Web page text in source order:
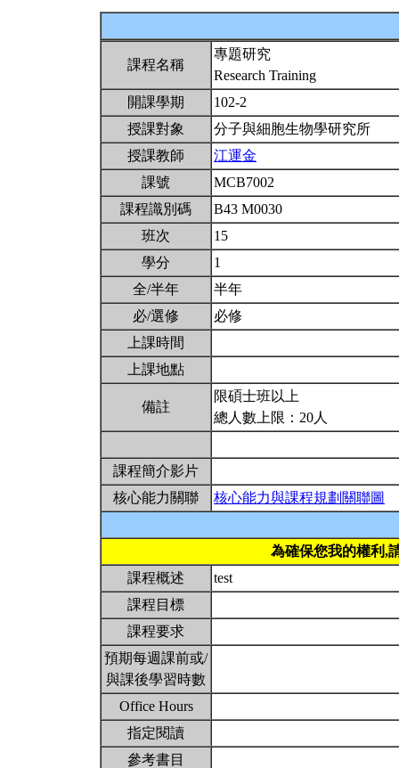
課程名稱
專題研究
Research Training
開課學期
102-2
授課對象
分子與細胞生物學研究所
授課教師
江運金
課號
MCB7002
課程識別碼
B43 M0030
班次
15
學分
1
全/半年
半年
必/選修
必修
上課時間
上課地點
備註
限碩士班以上
總人數上限：20人
課程簡介影片
核心能力關聯
核心能力與課程規劃關聯圖
為確保您我的權利,
課程概述
test
課程目標
課程要求
預期每週課前或/
與課後學習時數
Office Hours
指定閱讀
參考書目